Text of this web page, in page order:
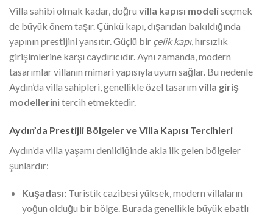
Villa sahibi olmak kadar, doğru villa kapısı modeliseçmek
de büyük önem taşır. Çünkü kapı, dışarıdan bakıldığında
yapının prestijini yansıtır. Güçlü bir çelik kapı, hırsızlık
girişimlerine karşı caydırıcıdır. Aynı zamanda, modern
tasarımlar villanın mimari yapısıyla uyum sağlar. Bu nedenle
Aydın’da villa sahipleri, genellikle özel tasarım villa giriş
modellerini tercih etmektedir.
Aydın’da Prestijli Bölgeler ve Villa Kapısı Tercihleri
Aydın’da villa yaşamı denildiğinde akla ilk gelen bölgeler
şunlardır:
Kuşadası:Turistik cazibesi yüksek, modern villaların
yoğun olduğu bir bölge. Burada genellikle büyük ebatlı